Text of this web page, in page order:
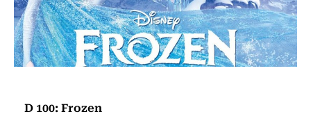
D 100: Frozen